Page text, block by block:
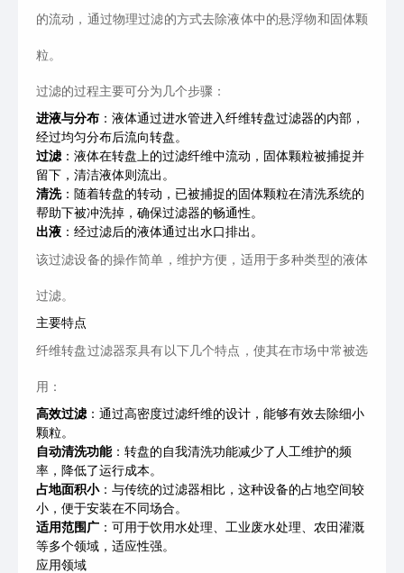
的流动，通过物理过滤的方式去除液体中的悬浮物和固体颗
粒。
过滤的过程主要可分为几个步骤：
进液与分布 ：液体通过进水管进入纤维转盘过滤器的内部，
经过均匀分布后流向转盘。
过滤 ：液体在转盘上的过滤纤维中流动，固体颗粒被捕捉并
留下，清洁液体则流出。
清洗：随着转盘的转动，已被捕捉的固体颗粒在清洗系统的
帮助下被冲洗掉，确保过滤器的畅通性。
出液 ：经过滤后的液体通过出水口排出。
该过滤设备的操作简单，维护方便，适用于多种类型的液体
过滤。
主要特点
纤维转盘过滤器泵具有以下几个特点，使其在市场中常被选
用：
高效过滤 ：通过高密度过滤纤维的设计，能够有效去除细小
颗粒。
自动清洗功能：转盘的自我清洗功能减少了人工维护的频
率，降低了运行成本。
占地面积小：与传统的过滤器相比，这种设备的占地空间较
小，便于安装在不同场合。
适用范围广 ：可用于饮用水处理、工业废水处理、农田灌溉
等多个领域，适应性强。
应用领域